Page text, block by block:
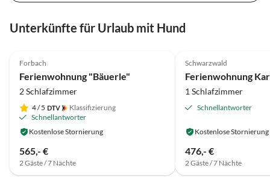
Unterkünfte für Urlaub mit Hund
Auszeichnung 2025
Forbach
Ferienwohnung "Bäuerle"
2 Schlafzimmer
4/ 5
Klassifizierung
Schnellantworter
Kostenlose Stornierung
565,- €
2 Gäste / 7 Nächte
Schwarzwald
Ferienwohnung
1 Schlafzimmer
Schnellantworter
Kostenlose Stornierung
476,- €
2 Gäste / 7 Nächte